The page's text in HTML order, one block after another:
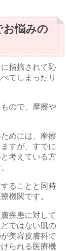
お悩みの
指摘されて恥
てしまったり
ので、摩擦や
めには、摩擦
すが、すでに
考えている方
ることと同時
機関です。
疾患に対して
ではない肌の
美容皮膚科で
られる医療機